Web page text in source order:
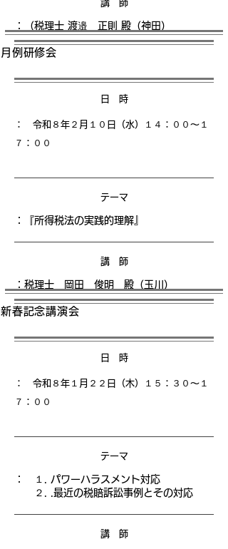
講 師
： （税理士 渡邉 正則 殿（神田）
月例研修会
日 時
： 令和８年２月１０日（水）１４
：００〜１
７：００
テーマ
： 『所得税法の実践的理解』
講 師
：税理士 岡田 俊明 殿（玉川）
新春記念講演会
日 時
： 令和８年１月２２日（木）１５
：３０〜１
７：００
テーマ
： １. パワーハラスメント対応
２. .最近の税賠訴訟事例とその対応
講 師